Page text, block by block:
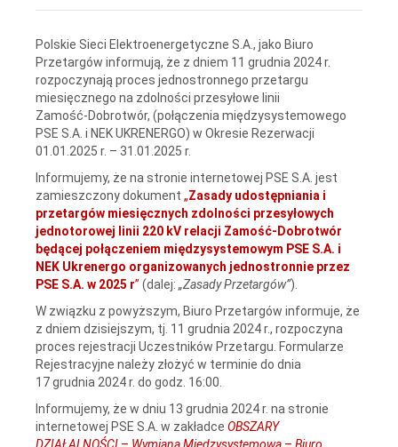
Polskie Sieci Elektroenergetyczne S.A., jako Biuro
Przetargów informują, że z dniem 11 grudnia 2024 r.
rozpoczynają proces jednostronnego przetargu
miesięcznego na zdolności przesyłowe linii
Zamość‑Dobrotwór, (połączenia międzysystemowego
PSE S.A. i NEK UKRENERGO) w Okresie Rezerwacji
01.01.2025 r. – 31.01.2025 r.
Informujemy, że na stronie internetowej PSE S.A. jest
zamieszczony dokument „Zasady udostępniania i
przetargów miesięcznych zdolności przesyłowych
jednotorowej linii 220 kV relacji Zamość‑Dobrotwór
będącej połączeniem międzysystemowym PSE S.A. i
NEK Ukrenergo organizowanych jednostronnie przez
PSE S.A. w 2025 r” (dalej: „Zasady Przetargów”).
W związku z powyższym, Biuro Przetargów informuje, że
z dniem dzisiejszym, tj. 11 grudnia 2024 r., rozpoczyna
proces rejestracji Uczestników Przetargu. Formularze
Rejestracyjne należy złożyć w terminie do dnia
17 grudnia 2024 r. do godz. 16:00.
Informujemy, że w dniu 13 grudnia 2024 r. na stronie
internetowej PSE S.A. w zakładce OBSZARY
DZIAŁALNOŚCI – Wymiana Międzysystemowa – Biuro